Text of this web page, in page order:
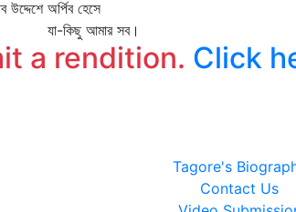
উদ্দেশে অর্পিব হেসে
যা-কিছু আমার সব।
a rendition. Click
Tagore's
Contact Us